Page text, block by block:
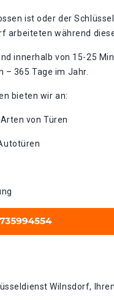
ist oder der
arbeiteten während
innerhalb von 15-25
– 365 Tage im Jahr.
bieten wir an:
von Türen
Wilnsdorf,